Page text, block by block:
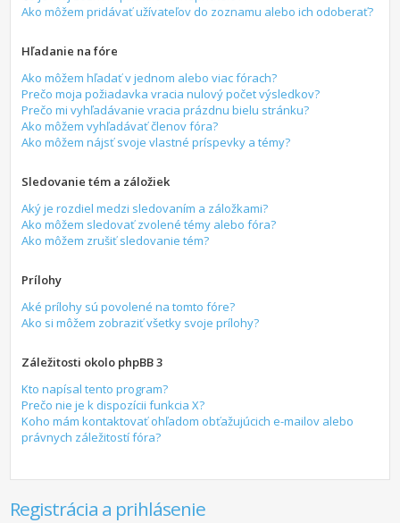
Ako môžem pridávať užívateľov do zoznamu alebo ich odoberať?
Hľadanie na fóre
Ako môžem hľadať v jednom alebo viac fórach?
Prečo moja požiadavka vracia nulový počet výsledkov?
Prečo mi vyhľadávanie vracia prázdnu bielu stránku?
Ako môžem vyhľadávať členov fóra?
Ako môžem nájsť svoje vlastné príspevky a témy?
Sledovanie tém a záložiek
Aký je rozdiel medzi sledovaním a záložkami?
Ako môžem sledovať zvolené témy alebo fóra?
Ako môžem zrušiť sledovanie tém?
Prílohy
Aké prílohy sú povolené na tomto fóre?
Ako si môžem zobraziť všetky svoje prílohy?
Záležitosti okolo phpBB 3
Kto napísal tento program?
Prečo nie je k dispozícii funkcia X?
Koho mám kontaktovať ohľadom obťažujúcich e-mailov alebo
právnych záležitostí fóra?
Registrácia a prihlásenie